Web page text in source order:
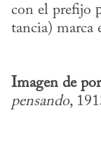
con el prefijo
Imagen de
pensando,